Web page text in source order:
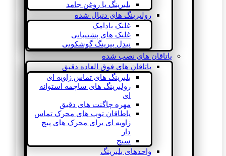
بلبرینگ با روغن جامد
رولبرینگ های دنبال شده
غلتک بادامک
غلتک های پشتیبانی
نیدل بیرینگ گوشکوبی
یاتاقان های نصب شده
یاتاقان های فوق العاده دقیق
بلبرینگ های تماس زاویه ای
رولبرینگ های ساچمه استوانه
ای
مهره چاگنت های دقیق
یاطاقان توپ های محرک تماس
زاویه ای برای محرک های پیچ
دار
سنج
واحدهای بلبرینگ